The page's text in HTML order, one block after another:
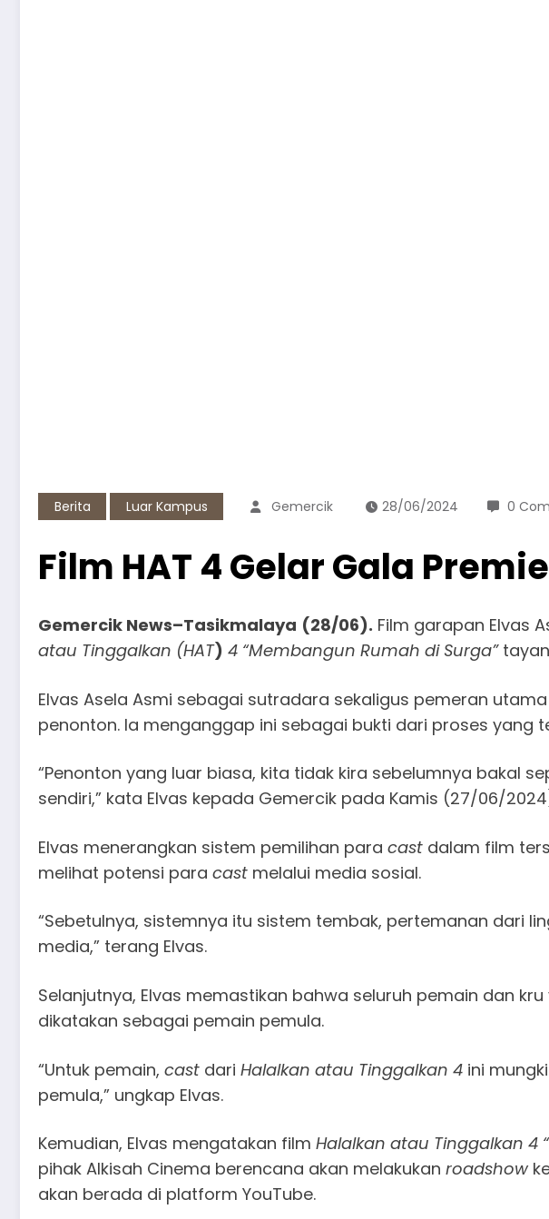
Berita Luar Kampus Gemercik 28/06/2024 0
Film HAT 4 Gelar Gala
Gemercik News–Tasikmalaya (28/06). Film garapan Elvas
atau Tinggalkan (HAT) 4 “Membangun Rumah di Surga”
Elvas Asela Asmi sebagai sutradara sekaligus pemeran
penonton. Ia menganggap ini sebagai bukti dari proses yang
“Penonton yang luar biasa, kita tidak kira sebelumnya bakal
sendiri,” kata Elvas kepada Gemercik pada Kamis (27/06/
Elvas menerangkan sistem pemilihan para cast dalam film
melihat potensi para cast melalui media sosial.
“Sebetulnya, sistemnya itu sistem tembak, pertemanan dari
media,” terang Elvas.
Selanjutnya, Elvas memastikan bahwa seluruh pemain dan
dikatakan sebagai pemain pemula.
“Untuk pemain, cast dari Halalkan atau Tinggalkan 4 ini
pemula,” ungkap Elvas.
Kemudian, Elvas mengatakan film Halalkan atau Tinggalkan 4
pihak Alkisah Cinema berencana akan melakukan roadshow
akan berada di platform YouTube.